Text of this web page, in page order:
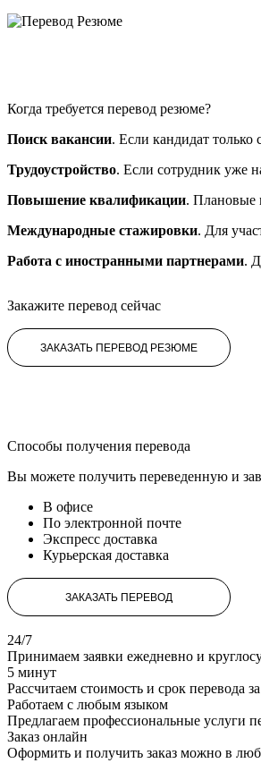
Когда требуется перевод резюме?
Поиск вакансии. Если кандидат только
Трудоустройство. Если сотрудник уже
Повышение квалификации. Плановые
Международные стажировки. Для
Работа с иностранными партнерами.
Закажите перевод сейчас
ЗАКАЗАТЬ ПЕРЕВОД РЕЗЮМЕ
Способы получения перевода
Вы можете получить переведенную и
В офисе
По электронной почте
Экспресс доставка
Курьерская доставка
ЗАКАЗАТЬ ПЕРЕВОД
24/7
Принимаем заявки ежедневно и
5 минут
Рассчитаем стоимость и срок перевода
Работаем с любым языком
Предлагаем профессиональные услуги
Заказ онлайн
Оформить и получить заказ можно в